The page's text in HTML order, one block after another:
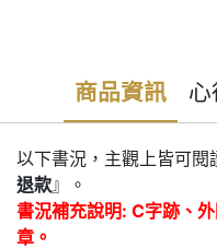
商品資訊
以下書況，主觀上皆可
退款』。
書況補充說明: C字跡、
章。